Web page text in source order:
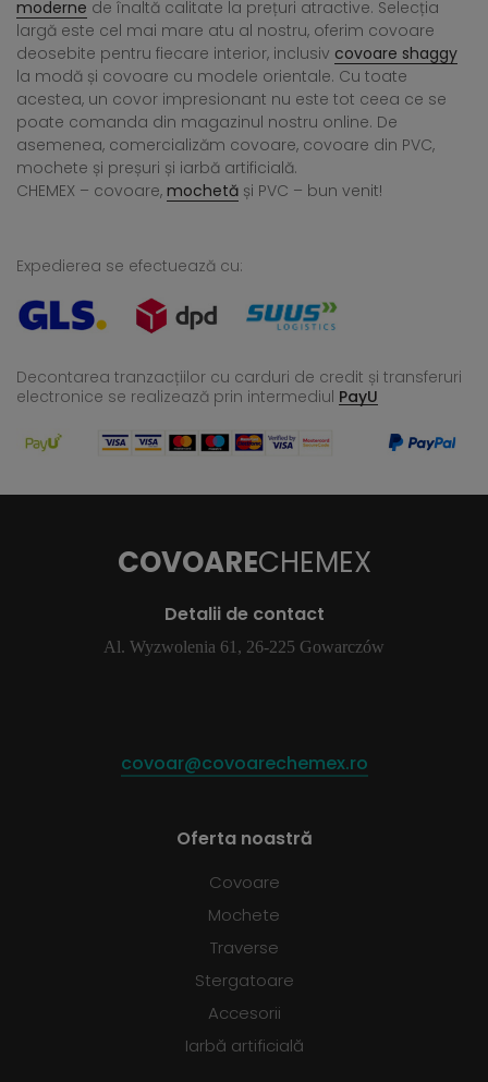
moderne de înaltă calitate la prețuri atractive. Selecția
largă este cel mai mare atu al nostru, oferim covoare
deosebite pentru fiecare interior, inclusiv covoare shaggy
la modă și covoare cu modele orientale. Cu toate
acestea, un covor impresionant nu este tot ceea ce se
poate comanda din magazinul nostru online. De
asemenea, comercializăm covoare, covoare din PVC,
mochete și preșuri și iarbă artificială.
CHEMEX – covoare, mochetă și PVC – bun venit!
Expedierea se efectuează cu:
Decontarea tranzacțiilor cu carduri de credit și transferuri
electronice se realizează prin intermediul PayU
COVOARECHEMEX
Detalii de contact
Al. Wyzwolenia 61, 26-225 Gowarczów
covoar@covoarechemex.ro
Oferta noastră
Covoare
Mochete
Traverse
Stergatoare
Accesorii
Iarbă artificială